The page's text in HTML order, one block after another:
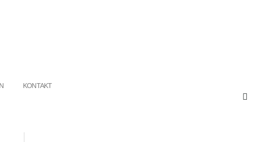
KONTAKT